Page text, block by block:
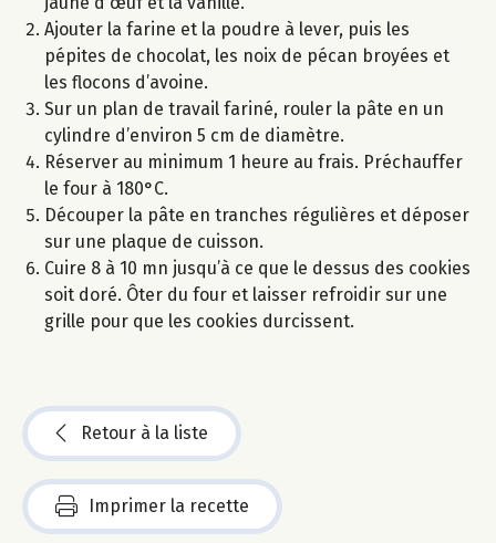
Ajouter la farine et la poudre à lever, puis les
pépites de chocolat, les noix de pécan broyées et
les flocons d’avoine.
Sur un plan de travail fariné, rouler la pâte en un
cylindre d’environ 5 cm de diamètre.
Réserver au minimum 1 heure au frais. Préchauffer
le four à 180°C.
Découper la pâte en tranches régulières et déposer
sur une plaque de cuisson.
Cuire 8 à 10 mn jusqu’à ce que le dessus des cookies
soit doré. Ôter du four et laisser refroidir sur une
grille pour que les cookies durcissent.
Retour à la liste
Imprimer la recette